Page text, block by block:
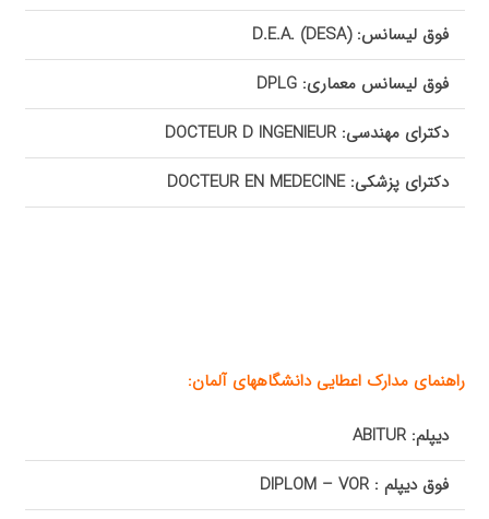
فوق لیسانس: D.E.A. (DESA)
فوق لیسانس معماری:DPLG
دکترای مهندسی:DOCTEUR D INGENIEUR
دکترای پزشکی:DOCTEUR EN MEDECINE
راهنمای مدارک اعطایی دانشگاههای آلمان:
دیپلم:ABITUR
فوق دیپلم :
DIPLOM – VOR